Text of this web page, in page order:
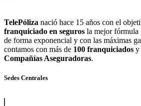
TelePóliza nació hace 15 años con el
franquiciado en seguros la mejor fórmula
de forma exponencial y con las máximas
contamos con más de 100 franquiciados y
Compañías Aseguradoras.
Sedes Centrales